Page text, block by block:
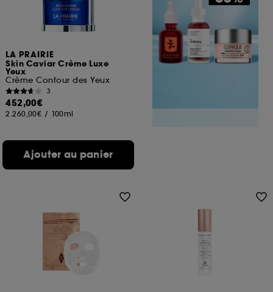
LA PRAIRIE
Skin Caviar Crème Luxe
Yeux
Crème Contour des Yeux
3
452,00€
2.260,00€ / 100ml
Ajouter au panier